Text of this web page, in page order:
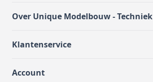
Over Unique Modelbouw - Techniek
Klantenservice
Account